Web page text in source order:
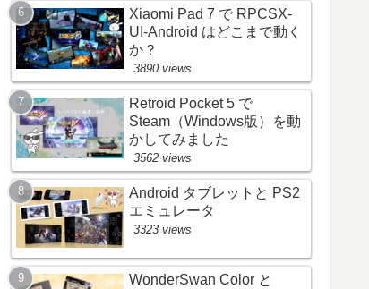
Xiaomi Pad 7 で RPCSX-
UI-Android はどこまで動く
か？
3890 views
Retroid Pocket 5 で
Steam（Windows版）を動
かしてみました
3562 views
Android タブレットと PS2
エミュレータ
3323 views
WonderSwan Color と